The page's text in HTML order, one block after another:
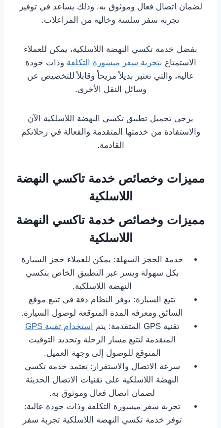
لضمان اتصال فعال وموثوق به. وذلك يساعد في توفير
تجربة سفر سلسة وخالية من المزاعلات.
بفضل خدمة تكسي النهضة اللاسلكية، يمكن للعملاء
الاستمتاع بتجربة سفر ميسورة التكلفة وذات جودة
عالية، والتي تعتبر بديلاً مريحاً وقابلاً للتخصيص عن
وسائل النقل الأخرى.
يرجى تحميل تطبيق تكسي النهضة اللاسلكية الآن
والاستفادة من خدمتها المتقدمة والفعالة في رحلاتكم
القادمة.
مميزات وخصائص خدمة تاكسي النهضة
اللاسلكية
مميزات وخصائص خدمة تاكسي النهضة
اللاسلكية
خدمة الحجز السهلة: يمكن للعملاء حجز السيارة
بكل سهولة ويسر عبر التطبيق الخاص بتكسي
النهضة اللاسلكية.
تتبع السيارة: يوفر النظام دقة في تتبع موقع
السائق ومعرفة المدة المتوقعة لوصول السيارة.
تقنية GPS المتقدمة: يتم
استخدام تقنية GPS
المتقدمة لتتبع مسار الرحلة وتحديد التوقيت
المتوقع للوصول إلى وجهة العميل.
سرعة الاتصال والاستقرار: تعتمد خدمة تكسي
النهضة اللاسلكية على تقنيات الاتصال الحديثة
لضمان اتصال فعال وموثوق به.
تجربة سفر ميسورة التكلفة وذات جودة عالية:
توفر خدمة تكسي النهضة اللاسلكية تجربة سفر